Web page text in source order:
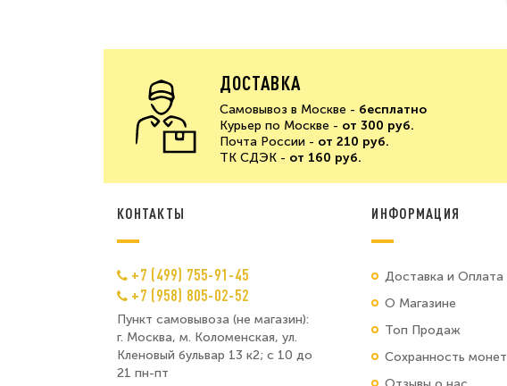
ДОСТАВКА
Самовывоз в Москве - бесплатно
Курьер по Москве - от 300 руб.
Почта России - от 210 руб.
ТК СДЭК - от 160 руб.
КОНТАКТЫ
+7 (499) 755-91-45
+7 (958) 805-02-52
Пункт самовывоза (не магазин):
г. Москва, м. Коломенская, ул.
Кленовый бульвар 13 к2; с 10 до
21 пн-пт
ИНФОРМАЦИЯ
Доставка и Оплата
О Магазине
Топ Продаж
Сохранность монет